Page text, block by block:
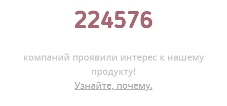
224589
компаний проявили интерес к нашему
продукту!
Узнайте, почему.